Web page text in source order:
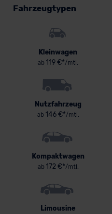
Fahrzeugtypen
Kleinwagen
ab 119 €*/mtl.
Nutzfahrzeug
ab146 €*/mtl.
Kompaktwagen
ab172 €*/mtl.
Limousine